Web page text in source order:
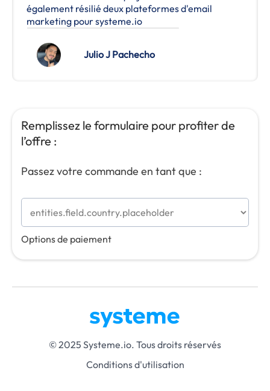
également résilié deux plateformes d'email
marketing pour systeme.io
Julio J Pachecho
Remplissez le formulaire pour profiter de
l’offre :
Passez votre commande en tant que :
Options de paiement
© 2025 Systeme.io. Tous droits réservés
Conditions d'utilisation